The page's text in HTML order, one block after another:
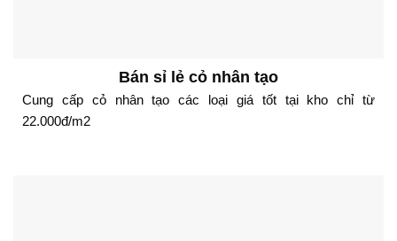
Bán sỉ lẻ cỏ nhân tạo
Cung cấp cỏ nhân tạo các loại giá tốt tại kho chỉ từ
22.000đ/m2